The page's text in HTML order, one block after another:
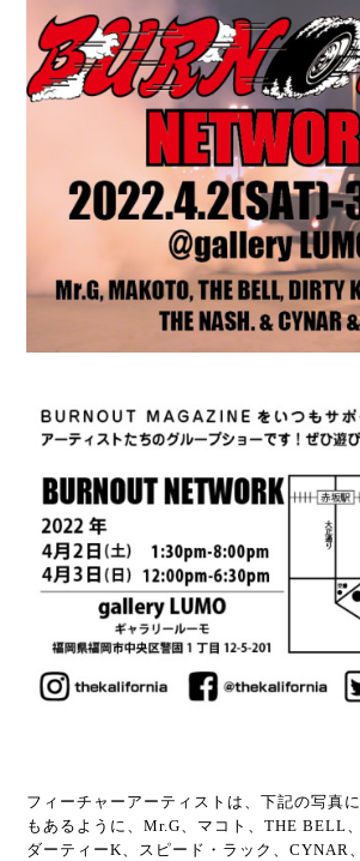
フィーチャーアーティストは、下記の写真に
もあるように、Mr.G、マコト、THE BELL、
ダーティーK、スピード・ラック、CYNAR、